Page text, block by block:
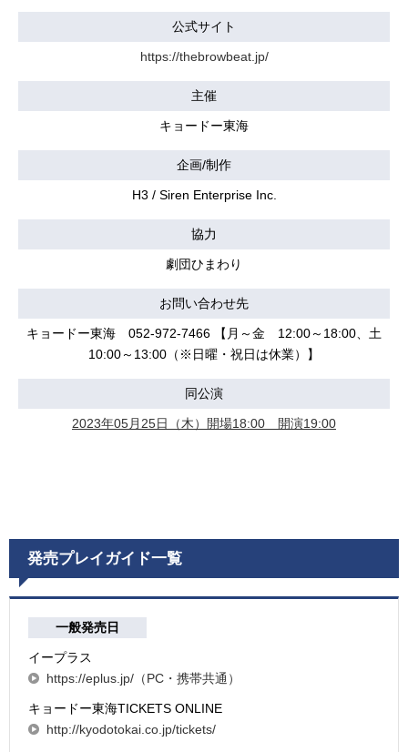
公式サイト
https://thebrowbeat.jp/
主催
キョードー東海
企画/制作
H3 / Siren Enterprise Inc.
協力
劇団ひまわり
お問い合わせ先
キョードー東海 052-972-7466 【月～金 12:00～18:00、土
10:00～13:00（※日曜・祝日は休業）】
同公演
2023年05月25日（木）開場18:00 開演19:00
発売プレイガイド一覧
一般発売日
イープラス
https://eplus.jp/（PC・携帯共通）
キョードー東海TICKETS ONLINE
http://kyodotokai.co.jp/tickets/